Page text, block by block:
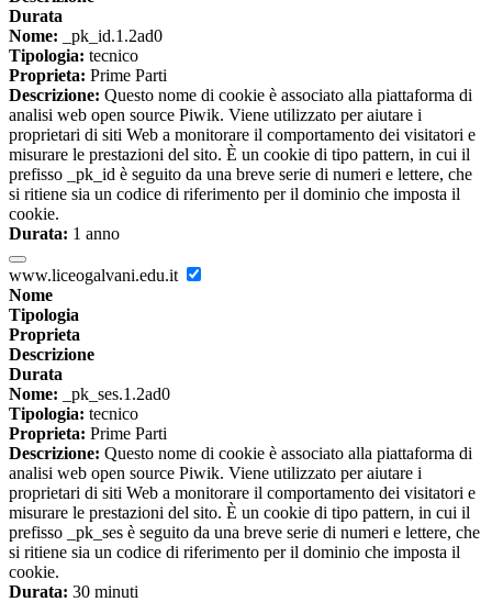
Durata
Nome: _pk_id.1.2ad0
Tipologia: tecnico
Proprieta: Prime Parti
Descrizione: Questo nome di cookie è associato alla piattaforma di
analisi web open source Piwik. Viene utilizzato per aiutare i
proprietari di siti Web a monitorare il comportamento dei visitatori e
misurare le prestazioni del sito. È un cookie di tipo pattern, in cui il
prefisso _pk_id è seguito da una breve serie di numeri e lettere, che
si ritiene sia un codice di riferimento per il dominio che imposta il
cookie.
Durata: 1 anno
www.liceogalvani.edu.it
Nome
Tipologia
Proprieta
Descrizione
Durata
Nome: _pk_ses.1.2ad0
Tipologia: tecnico
Proprieta: Prime Parti
Descrizione: Questo nome di cookie è associato alla piattaforma di
analisi web open source Piwik. Viene utilizzato per aiutare i
proprietari di siti Web a monitorare il comportamento dei visitatori e
misurare le prestazioni del sito. È un cookie di tipo pattern, in cui il
prefisso _pk_ses è seguito da una breve serie di numeri e lettere, che
si ritiene sia un codice di riferimento per il dominio che imposta il
cookie.
Durata: 30 minuti